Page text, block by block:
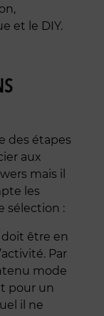
et le DIY.
des étapes
aux
mais il
les
sélection :
doit être en
Par
mode
pour un
il ne